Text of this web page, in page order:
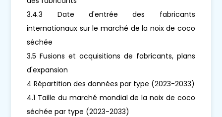
3.4.3 Date d'entrée des fabricants
internationaux sur le marché de la noix de coco
séchée
3.5 Fusions et acquisitions de fabricants, plans
d'expansion
4 Répartition des données par type (2023-2033)
4.1 Taille du marché mondial de la noix de coco
séchée par type (2023-2033)